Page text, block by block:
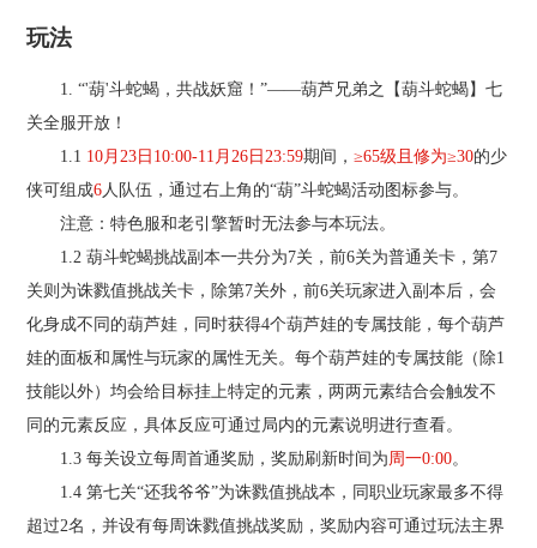
玩法
1. “'葫'斗蛇蝎，共战妖窟！”——葫芦兄弟之【葫斗蛇蝎】七
关全服开放！
1.1 10月23日10:00-11月26日23:59期间，≥65级且修为≥30的少
侠可组成6人队伍，通过右上角的“葫”斗蛇蝎活动图标参与。
注意：特色服和老引擎暂时无法参与本玩法。
1.2 葫斗蛇蝎挑战副本一共分为7关，前6关为普通关卡，第7
关则为诛戮值挑战关卡，除第7关外，前6关玩家进入副本后，会
化身成不同的葫芦娃，同时获得4个葫芦娃的专属技能，每个葫芦
娃的面板和属性与玩家的属性无关。每个葫芦娃的专属技能（除1
技能以外）均会给目标挂上特定的元素，两两元素结合会触发不
同的元素反应，具体反应可通过局内的元素说明进行查看。
1.3 每关设立每周首通奖励，奖励刷新时间为周一0:00。
1.4 第七关“还我爷爷”为诛戮值挑战本，同职业玩家最多不得
超过2名，并设有每周诛戮值挑战奖励，奖励内容可通过玩法主界